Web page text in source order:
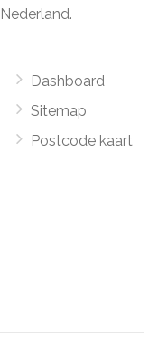
Dashboard
Sitemap
Postcode kaart